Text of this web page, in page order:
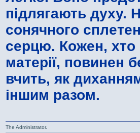
підлягають духу.
сонячного
серцю. Кожен,
матерії, повинен
вчить, як
іншим разом.
The Administrator.